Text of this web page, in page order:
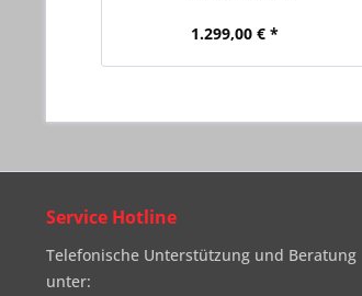
1.299,00 € *
Service Hotline
Telefonische Unterstützung und Beratung
unter: